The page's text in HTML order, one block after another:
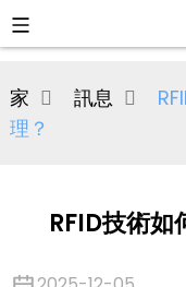
家 訊息
理？
RFID技術如